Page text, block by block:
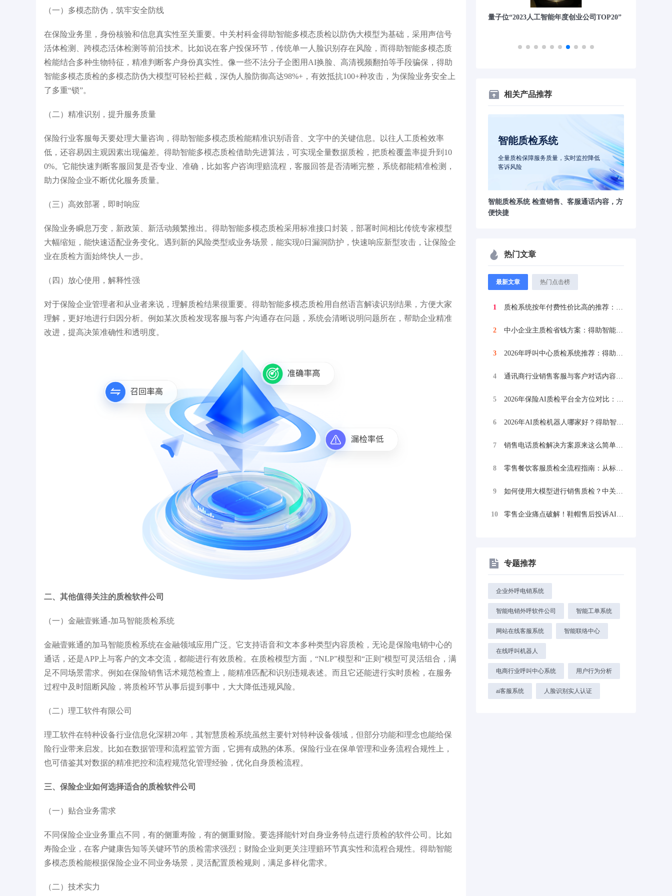
（一）多模态防伪，筑牢安全防线​
在保险业务里，身份核验和信息真实性至关重要。中关村科金得助智能多模态质检以防伪大模型为基础，采用声信号
活体检测、跨模态活体检测等前沿技术。比如说在客户投保环节，传统单一人脸识别存在风险，而得助智能多模态质
检能结合多种生物特征，精准判断客户身份真实性。像一些不法分子企图用AI换脸、高清视频翻拍等手段骗保，得助
智能多模态质检的多模态防伪大模型可轻松拦截，深伪人脸防御高达98%+，有效抵抗100+种攻击，为保险业务安全上
了多重“锁”。​
（二）精准识别，提升服务质量​
保险行业客服每天要处理大量咨询，得助智能多模态质检能精准识别语音、文字中的关键信息。以往人工质检效率
低，还容易因主观因素出现偏差。得助智能多模态质检借助先进算法，可实现全量数据质检，把质检覆盖率提升到10
0%。它能快速判断客服回复是否专业、准确，比如客户咨询理赔流程，客服回答是否清晰完整，系统都能精准检测，
助力保险企业不断优化服务质量。​
（三）高效部署，即时响应​
保险业务瞬息万变，新政策、新活动频繁推出。得助智能多模态质检采用标准接口封装，部署时间相比传统专家模型
大幅缩短，能快速适配业务变化。遇到新的风险类型或业务场景，能实现0日漏洞防护，快速响应新型攻击，让保险企
业在质检方面始终快人一步。​
（四）放心使用，解释性强​
对于保险企业管理者和从业者来说，理解质检结果很重要。得助智能多模态质检用自然语言解读识别结果，方便大家
理解，更好地进行归因分析。例如某次质检发现客服与客户沟通存在问题，系统会清晰说明问题所在，帮助企业精准
改进，提高决策准确性和透明度。​
二、其他值得关注的质检软件公司​
（一）金融壹账通-加马智能质检系统​
金融壹账通的加马智能质检系统在金融领域应用广泛。它支持语音和文本多种类型内容质检，无论是保险电销中心的
通话，还是APP上与客户的文本交流，都能进行有效质检。在质检模型方面，“NLP”模型和“正则”模型可灵活组合，满
足不同场景需求。例如在保险销售话术规范检查上，能精准匹配和识别违规表述。而且它还能进行实时质检，在服务
过程中及时阻断风险，将质检环节从事后提到事中，大大降低违规风险。​
（二）理工软件有限公司​
理工软件在特种设备行业信息化深耕20年，其智慧质检系统虽然主要针对特种设备领域，但部分功能和理念也能给保
险行业带来启发。比如在数据管理和流程监管方面，它拥有成熟的体系。保险行业在保单管理和业务流程合规性上，
也可借鉴其对数据的精准把控和流程规范化管理经验，优化自身质检流程。​
三、保险企业如何选择适合的质检软件公司​
（一）贴合业务需求​
不同保险企业业务重点不同，有的侧重寿险，有的侧重财险。要选择能针对自身业务特点进行质检的软件公司。比如
寿险企业，在客户健康告知等关键环节的质检需求强烈；财险企业则更关注理赔环节真实性和流程合规性。得助智能
多模态质检能根据保险企业不同业务场景，灵活配置质检规则，满足多样化需求。​
（二）技术实力​
TOP30》
量子位“2023人工智能年度创业公司TOP20”
相关产品推荐
智能质检系统
全量质检保障服务质量，实时监控降低
客诉风险
智能质检系统 检查销售、客服通话内容，方
便快捷
热门文章
最新文章 热门点击榜
1 质检系统按年付费性价比高的推荐：得助智能...
2 中小企业主质检省钱方案：得助智能质检系统...
3 2026年呼叫中心质检系统推荐：得助智能...
4 通讯商行业销售客服与客户对话内容AI检测...
5 2026年保险AI质检平台全方位对比：得...
6 2026年AI质检机器人哪家好？得助智能...
7 销售电话质检解决方案原来这么简单，八步走...
8 零售餐饮客服质检全流程指南：从标准搭建到...
9 如何使用大模型进行销售质检？中关村科金得...
10 零售企业痛点破解！鞋帽售后投诉AI质检让...
专题推荐
企业外呼电销系统
智能电销外呼软件公司 智能工单系统
网站在线客服系统 智能联络中心
在线呼叫机器人
电商行业呼叫中心系统 用户行为分析
ai客服系统 人脸识别实人认证